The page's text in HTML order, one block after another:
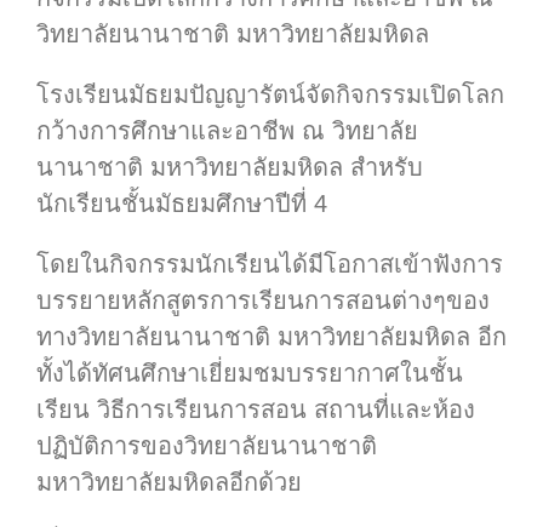
วิทยาลัยนานาชาติ มหาวิทยาลัยมหิดล
โรงเรียนมัธยมปัญญารัตน์จัดกิจกรรมเปิดโลก
กว้างการศึกษาและอาชีพ ณ วิทยาลัย
นานาชาติ มหาวิทยาลัยมหิดล สำหรับ
นักเรียนชั้นมัธยมศึกษาปีที่ 4
โดยในกิจกรรมนักเรียนได้มีโอกาสเข้าฟังการ
บรรยายหลักสูตรการเรียนการสอนต่างๆของ
ทางวิทยาลัยนานาชาติ มหาวิทยาลัยมหิดล อีก
ทั้งได้ทัศนศึกษาเยี่ยมชมบรรยากาศในชั้น
เรียน วิธีการเรียนการสอน สถานที่และห้อง
ปฏิบัติการของวิทยาลัยนานาชาติ
มหาวิทยาลัยมหิดลอีกด้วย